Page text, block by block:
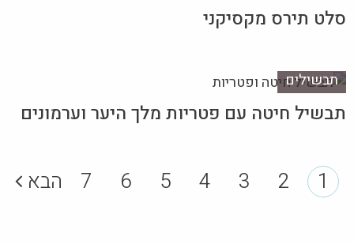
סלט תירס מקסיקני
תבשילים
תבשיל חיטה עם פטריות מלך היער וערמונים
1
2
3
4
5
6
7 הבא